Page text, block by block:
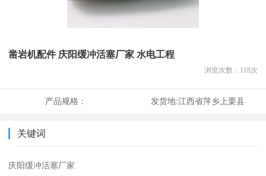
凿岩机配件 庆阳缓冲活塞厂家 水电工程
浏览次数： 118次
产品规格： 发货地:江西省萍乡上栗县
关键词
庆阳缓冲活塞厂家